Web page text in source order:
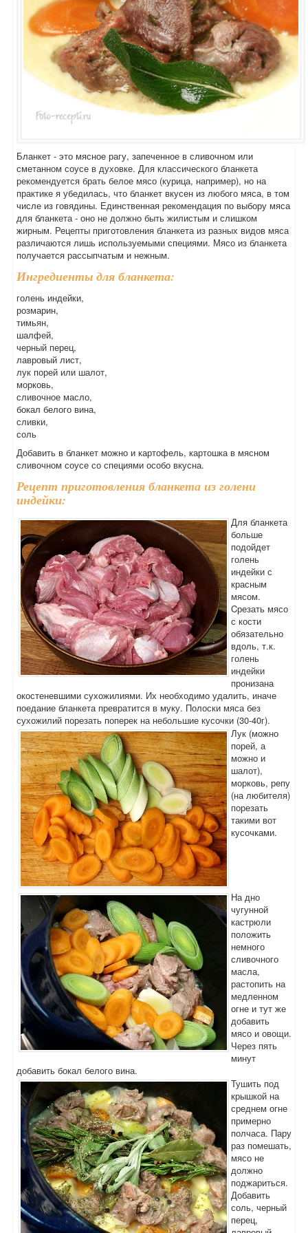
Бланкет - это мясное рагу, запеченное в сливочном или
сметанном соусе в духовке. Для классического бланкета
рекомендуется брать белое мясо (курица, например), но на
практике я убедилась, что бланкет вкусен из любого мяса, в том
числе из говядины. Единственная рекомендация по выбору мяса
для бланкета - оно не должно быть жилистым и слишком
жирным. Рецепты приготовления бланкета из разных видов мяса
различаются лишь используемыми специями. Мясо из бланкета
получается рассыпчатым и нежным.
Ингредиенты для бланкета:
голень индейки,
розмарин,
тимьян,
шалфей,
черный перец,
лавровый лист,
лук порей или шалот,
морковь,
сливочное масло,
бокал белого вина,
сливки,
соль
Добавить в бланкет можно и картофель, картошка в мясном
сливочном соусе со специями особо вкусна.
Рецепт приготовления бланкета из голени
индейки:
Для бланкета
больше
подойдет
голень
индейки с
красным
мясом.
Cрезать мясо
с кости
обязательно
вдоль, т.к.
голень
индейки
пронизана
окостеневшими сухожилиями. Их необходимо удалить, иначе
поедание бланкета превратится в муку. Полоски мяса без
сухожилий порезать поперек на небольшие кусочки (30-40г).
Лук (можно
порей, а
можно и
шалот),
морковь, репу
(на любителя)
порезать
такими вот
кусочками.
На дно
чугунной
кастрюли
положить
немного
сливочного
масла,
растопить на
медленном
огне и тут же
добавить
мясо и овощи.
Через пять
минут
добавить бокал белого вина.
Тушить под
крышкой на
среднем огне
примерно
полчаса. Пару
раз помешать,
мясо не
должно
поджариться.
Добавить
соль, черный
перец,